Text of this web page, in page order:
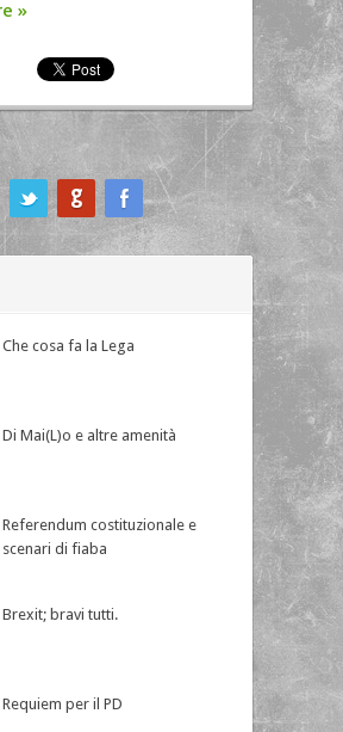
»
Che cosa fa la Lega
Di Mai(L)o e altre amenità
Referendum costituzionale e
scenari di fiaba
Brexit; bravi tutti.
Requiem per il PD